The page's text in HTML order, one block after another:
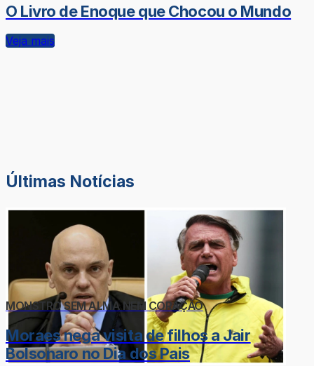
O Livro de Enoque que Chocou o Mundo
Veja mais
Últimas Notícias
MONSTRO SEM ALMA NEM CORAÇÃO
Moraes nega visita de filhos a Jair
Bolsonaro no Dia dos Pais